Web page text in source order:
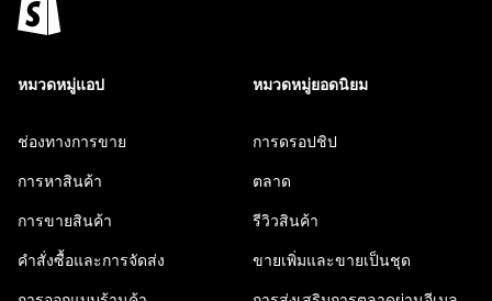
หมวดหมู่แอป
ช่องทางการขาย
การหาสินค้า
การขายสินค้า
คำสั่งซื้อและการจัดส่ง
หมวดหมู่ยอดนิยม
การดรอปชิป
ตลาด
รีวิวสินค้า
ขายเพิ่มและขายเป็นชุด